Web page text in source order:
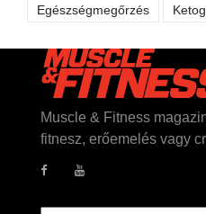
Egészségmegőrzés
Muscle & Fitness
fitnesz, erőemelés vagy